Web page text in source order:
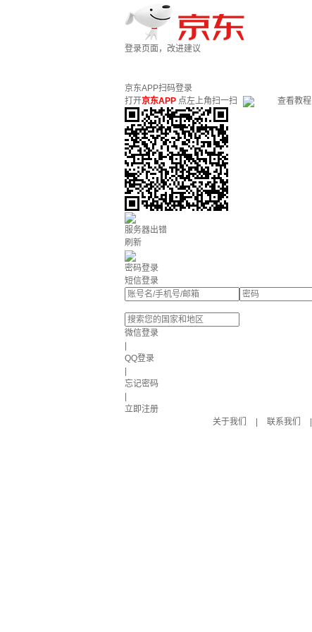
登录页面，改进建议
京东APP扫码登录
打开京东APP 点左上角扫一扫 查看教程
服务器出错
刷新
密码登录
短信登录
微信登录
QQ登录
忘记密码
立即注册
关于我们
联系我们